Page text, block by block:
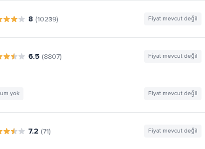
8 (10239) Fiyat mevcut değil
6.5 (8807) Fiyat mevcut değil
yok Fiyat mevcut değil
7.2 (71) Fiyat mevcut değil